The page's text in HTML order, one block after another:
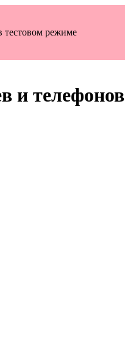
тестовом режиме
и телефонов